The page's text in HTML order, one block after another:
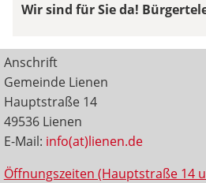
Wir sind für Sie da!
Anschrift
Gemeinde Lienen
Hauptstraße 14
49536 Lienen
E-Mail: info(at)lienen.de
Öffnungszeiten (Hauptstraße 14